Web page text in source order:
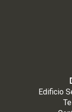
Edificio